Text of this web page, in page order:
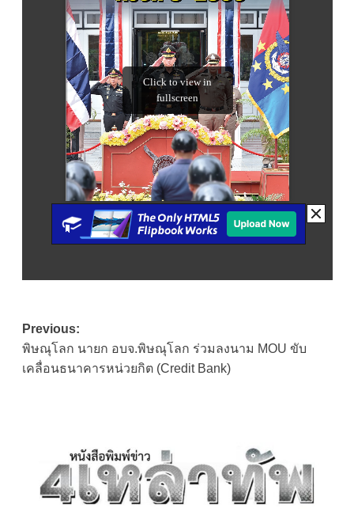
Post
navigation
Previous:
พิษณุโลก นายก อบจ.พิษณุโลก ร่วมลงนาม MOU ขับ
เคลื่อนธนาคารหน่วยกิต (Credit Bank)